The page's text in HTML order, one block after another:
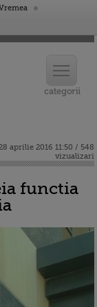
aprilie 2016 11:50 / 548
vizualizari
functia